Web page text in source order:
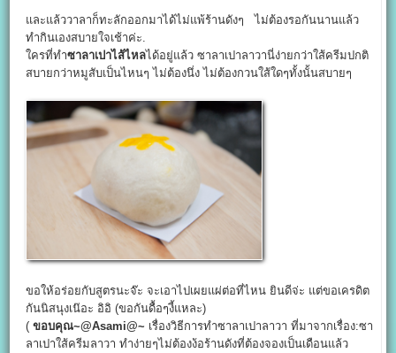
และแล้ววาลาก็ทะลักออกมาได้ไม่แพ้ร้านดังๆ ไม่ต้องรอกันนานแล้ว
ทำกินเองสบายใจเช้าค่ะ.
ใครที่ทำซาลาเปาไส้ไหลได้อยู่แล้ว ซาลาเปาลาวานี่ง่ายกว่าใส้ครีมปกติ
สบายกว่าหมูสับเป็นไหนๆ ไม่ต้องนึ่ง ไม่ต้องกวนใส้ใดๆทั้งนั้นสบายๆ
ขอให้อร่อยกับสูตรนะจ๊ะ จะเอาไปเผยแผ่ต่อที่ไหน ยินดีจ่ะ แต่ขอเครดิต
กันนิสนุงเน๊อะ อิอิ (ขอกันดื้อๆงี้แหละ)
( ขอบคุณ~@Asami@~ เรื่องวิธีการทำซาลาเปาลาวา ที่มาจากเรื่อง:ซา
ลาเปาใส้ครีมลาวา ทำง่ายๆไม่ต้องง้อร้านดังที่ต้องจองเป็นเดือนแล้ว